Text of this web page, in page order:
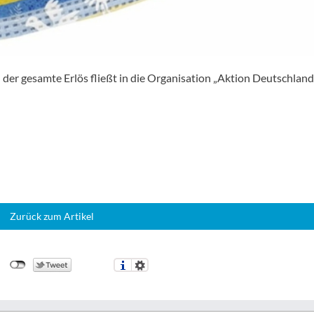
gesamte Erlös fließt in die Organisation „Aktion
Zurück zum Artikel